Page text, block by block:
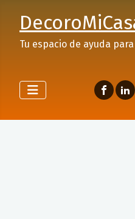
Tu espacio de ayuda